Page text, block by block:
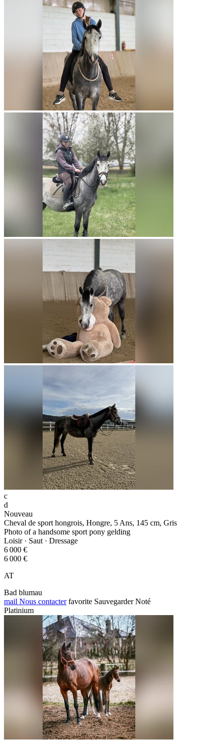
c
d
Nouveau
Cheval de sport hongrois, Hongre, 5 Ans, 145 cm, Gris
Photo of a handsome sport pony gelding
Loisir · Saut · Dressage
6 000 €
6 000 €
AT
Bad blumau
mail Nous contacter favorite Sauvegarder Noté
Platinium